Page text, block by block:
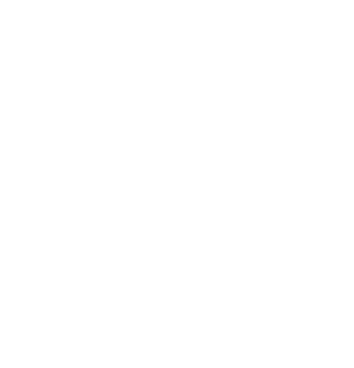
participant complète également un test de
Pour confirmer votre inscription, il vous suffit
en confirmant le lieu et la modalité
Dans cette formation en ligne,
étudierez notamment les instructions